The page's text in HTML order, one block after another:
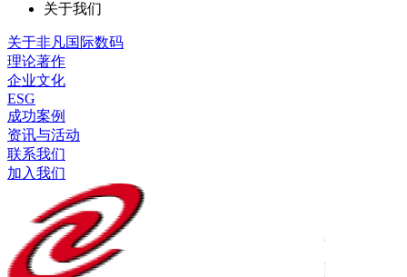
关于我们
关于非凡国际数码
理论著作
企业文化
ESG
成功案例
资讯与活动
联系我们
加入我们